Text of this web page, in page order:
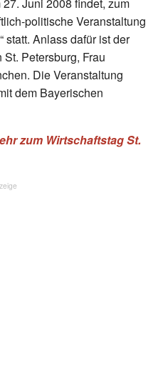
politische Veranstaltung
statt. Anlass dafür ist der
Petersburg, Frau
Die Veranstaltung
dem Bayerischen
zum Wirtschaftstag St.